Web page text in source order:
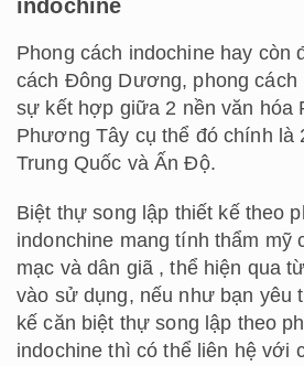
indochine
Phong cách indochine hay còn
cách Đông Dương, phong cách
sự kết hợp giữa 2 nền văn hóa
Phương Tây cụ thể đó chính là
Trung Quốc và Ấn Độ.
Biệt thự song lập thiết kế theo
indonchine mang tính thẩm mỹ
mạc và dân giã , thể hiện qua
vào sử dụng, nếu như bạn yêu
kế căn biệt thự song lập theo
indochine thì có thể liên hệ với